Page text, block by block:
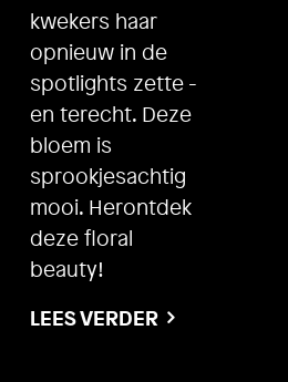
kwekers haar
opnieuw in de
spotlights zette -
en terecht. Deze
bloem is
sprookjesachtig
mooi. Herontdek
deze floral
beauty!
LEES VERDER